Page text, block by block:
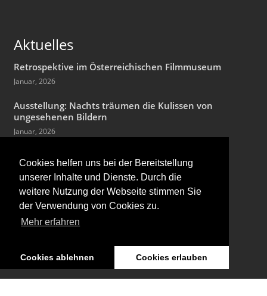
Cookies helfen uns bei der Bereitstellung
unserer Inhalte und Dienste. Durch die
weitere Nutzung der Webseite stimmen Sie
der Verwendung von Cookies zu.
Mehr erfahren
Cookies ablehnen Cookies erlauben
Aktuelles
Retrospektive im Österreichischen Filmmuseum
Januar, 2026
Ausstellung: Nachts träumen die Kulissen von
ungesehenen Bildern
Januar, 2026